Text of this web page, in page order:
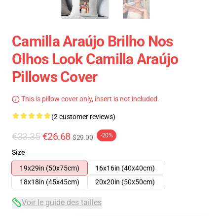
Camilla Araújo Brilho Nos
Olhos Look Camilla Araújo
Pillows Cover
This is pillow cover only, insert is not included.
(2 customer reviews)
€33.35 €26.68 $29.00 -20%
Size
19x29in (50x75cm)
16x16in (40x40cm)
18x18in (45x45cm)
20x20in (50x50cm)
Voir le guide des tailles